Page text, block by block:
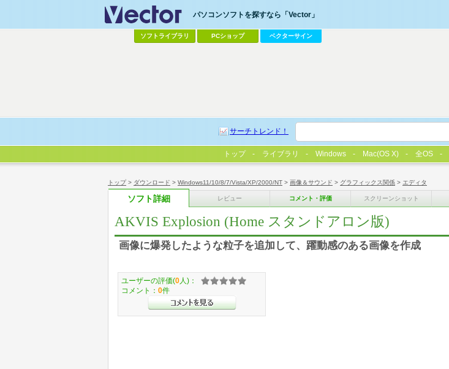
トップ> ダウンロード > Windows11/10/8/7/Vista/XP/2000/NT > 画像＆サウンド > グラフィックス関係 > エディタ
ソフト詳細 レビュー コメント・評価 スクリーンショット
AKVIS Explosion (Home スタンドアロン版)
画像に爆発したような粒子を追加して、躍動感のある画像を作成
ユーザーの評価(0 人)：
コメント： 0件
パソコンソフトを探すなら「Vector」
ソフトライブラリ PCショップ ベクターサイン
サーチトレンド！
トップ ライブラリ Windows Mac(OS X) 全OS